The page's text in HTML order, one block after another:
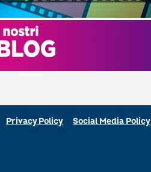
Privacy Policy Social Media Policy